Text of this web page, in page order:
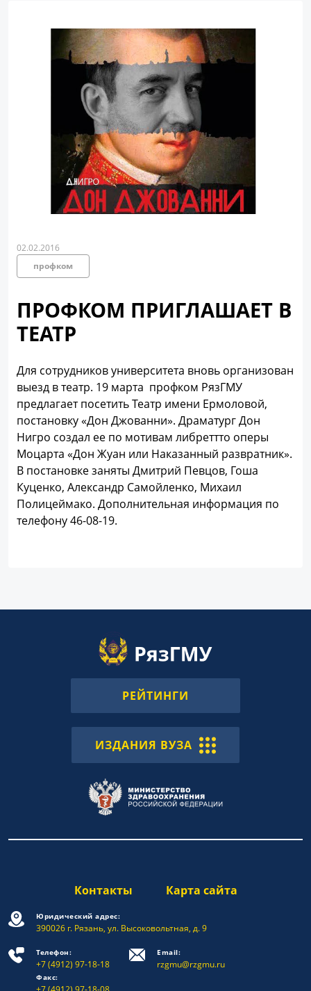
02.02.2016
профком
ПРОФКОМ ПРИГЛАШАЕТ В
ТЕАТР
Для сотрудников университета вновь организован
выезд в театр. 19 марта профком РязГМУ
предлагает посетить Театр имени Ермоловой,
постановку «Дон Джованни». Драматург Дон
Нигро создал ее по мотивам либреттто оперы
Моцарта «Дон Жуан или Наказанный развратник».
В постановке заняты Дмитрий Певцов, Гоша
Куценко, Александр Самойленко, Михаил
Полицеймако. Дополнительная информация по
телефону 46-08-19.
РЕЙТИНГИ
ИЗДАНИЯ ВУЗА
Контакты Карта сайта
Юридический адрес:
390026 г. Рязань, ул. Высоковольтная, д. 9
Телефон:
+7 (4912) 97-18-18
Факс:
Email:
rzgmu@rzgmu.ru